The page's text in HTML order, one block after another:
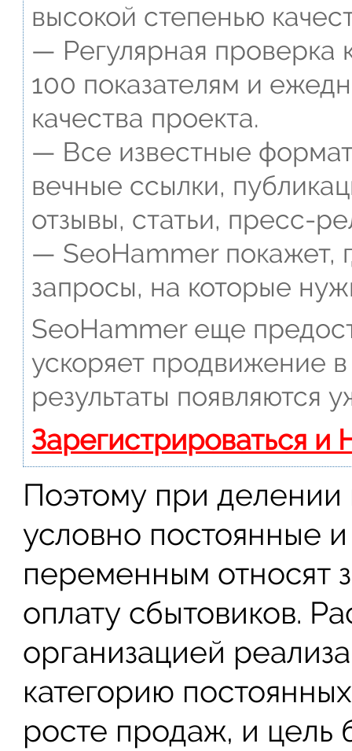
высокой степенью
— Регулярная проверка
100 показателям и
качества проекта.
— Все известные
вечные ссылки,
отзывы, статьи, пресс-
— SeoHammer покажет,
запросы, на которые
SeoHammer еще
ускоряет продвижение
результаты появляются
Зарегистрироваться и
Поэтому при делении
условно постоянные
переменным относят
оплату сбытовиков.
организацией
категорию
росте продаж, и цель